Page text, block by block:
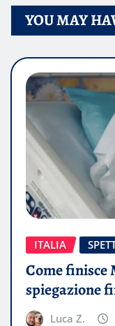
YOU MAY
ITALIA
Come finisce
spiegazione
Luca Z.